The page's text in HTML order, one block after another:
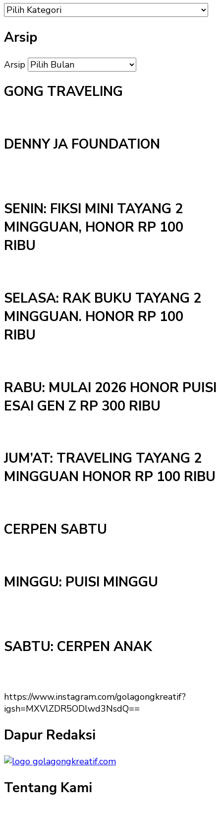
Arsip
Arsip
GONG TRAVELING
DENNY JA FOUNDATION
SENIN: FIKSI MINI TAYANG 2
MINGGUAN, HONOR RP 100
RIBU
SELASA: RAK BUKU TAYANG 2
MINGGUAN. HONOR RP 100
RIBU
RABU: MULAI 2026 HONOR PUISI
ESAI GEN Z RP 300 RIBU
JUM’AT: TRAVELING TAYANG 2
MINGGUAN HONOR RP 100 RIBU
CERPEN SABTU
MINGGU: PUISI MINGGU
SABTU: CERPEN ANAK
https://www.instagram.com/golagongkreatif?
igsh=MXVlZDR5ODlwd3NsdQ==
Dapur Redaksi
Tentang Kami